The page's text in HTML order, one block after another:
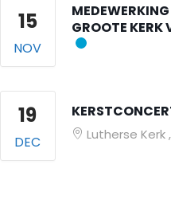
15
NOV
GROOTE KERK
19
DEC Lutherse Kerk